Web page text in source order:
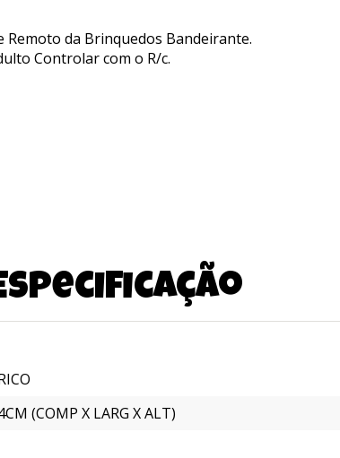
da Brinquedos Bandeirante.
Controlar com o R/c.
(COMP X LARG X ALT)